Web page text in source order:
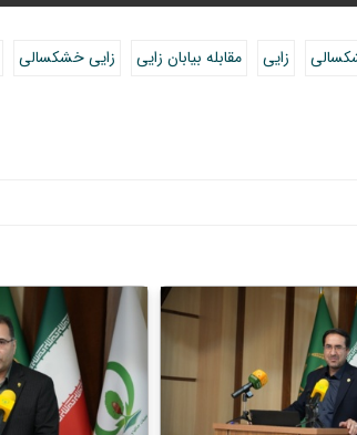
زایی مقابله بیابان زایی زایی خشکسالی